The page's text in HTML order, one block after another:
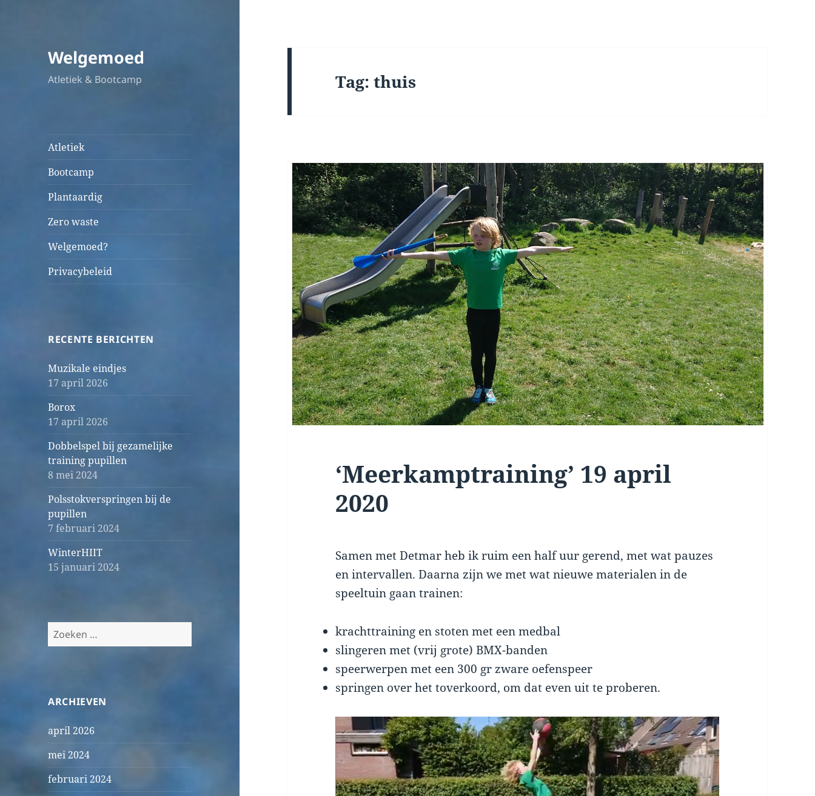
Welgemoed
Atletiek & Bootcamp
Atletiek
Bootcamp
Plantaardig
Zero waste
Welgemoed?
Privacybeleid
RECENTE BERICHTEN
Muzikale eindjes
17 april 2026
Borox
17 april 2026
Dobbelspel bij gezamelijke
training pupillen
8 mei 2024
Polsstokverspringen bij de
pupillen
7 februari 2024
WinterHIIT
15 januari 2024
Zoeken
naar:
ARCHIEVEN
april 2026
mei 2024
februari 2024
Tag:thuis
‘Meerkamptraining’ 19 april
2020
Samen met Detmar heb ik ruim een half uur gerend, met wat pauzes
en intervallen. Daarna zijn we met wat nieuwe materialen in de
speeltuin gaan trainen:
krachttraining en stoten met een medbal
slingeren met (vrij grote) BMX-banden
speerwerpen met een 300 gr zware oefenspeer
springen over het toverkoord, om dat even uit te proberen.